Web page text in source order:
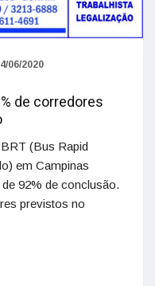
06/2020
de corredores
(Bus Rapid
em Campinas
92% de conclusão.
previstos no